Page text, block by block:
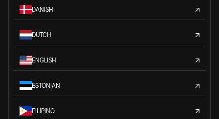
DANISH
DUTCH
ENGLISH
ESTONIAN
FILIPINO